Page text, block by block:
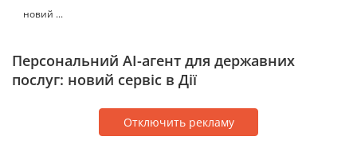
новий ...
Персональний AI-агент для державних
послуг: новий сервіс в Дії
Отключить рекламу